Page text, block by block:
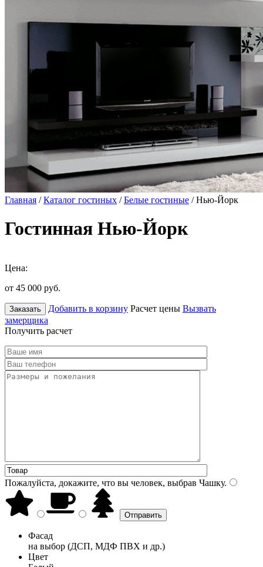
Главная /Каталог гостиных /Белые гостиные / Нью-Йорк
Гостинная Нью-Йорк
Цена:
от 45 000 руб.
Заказать Добавить в корзину Расчет цены Вызвать
замерщика
Получить расчет
Пожалуйста, докажите, что вы человек, выбрав Чашку.
Фасад
на выбор (ДСП, МДФ ПВХ и др.)
Цвет